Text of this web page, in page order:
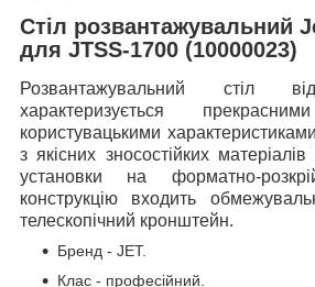
Стіл розвантажувальний
для JTSS-1700 (10000023)
Розвантажувальний стіл
характеризується
користувацькими
з якісних зносостійких
установки на форматно-
конструкцію входить
телескопічний кронштейн.
Бренд - JET.
Клас - професійний.